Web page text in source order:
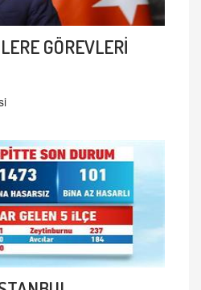
GÖREVLERİ